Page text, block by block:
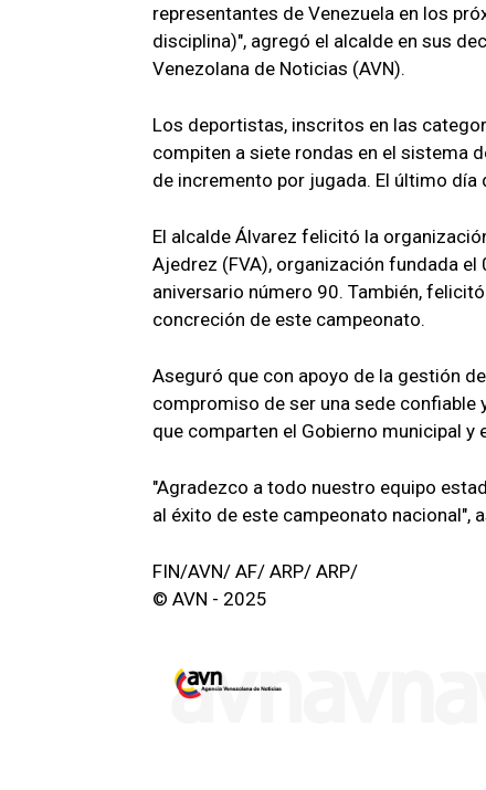
representantes de Venezuela en los
disciplina)", agregó el alcalde en sus
Venezolana de Noticias (AVN).
Los deportistas, inscritos en las
compiten a siete rondas en el sistema
de incremento por jugada. El último
El alcalde Álvarez felicitó la
Ajedrez (FVA), organización fundada
aniversario número 90. También,
concreción de este campeonato.
Aseguró que con apoyo de la gestión
compromiso de ser una sede confiable
que comparten el Gobierno municipal y
"Agradezco a todo nuestro equipo
al éxito de este campeonato nacional",
FIN/AVN/ AF/ ARP/ ARP/
© AVN - 2025